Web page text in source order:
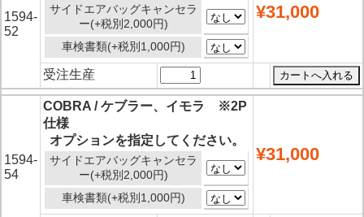
1594-
52
サイドエアバッグキャンセラ
ー(+税別2,000円)
車検書類(+税別1,000円)
¥31,000
受注生産
1594-
54
COBRA / ケブラー、イモラ ※2P
仕様
オプションを指定してください。
サイドエアバッグキャンセラ
ー(+税別2,000円)
車検書類(+税別1,000円)
¥31,000